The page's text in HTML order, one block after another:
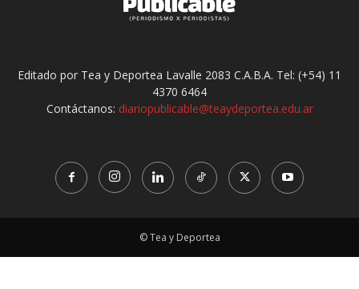
Editado por Tea y Deportea Lavalle 2083 C.A.B.A. Tel: (+54) 11
4370 6464
Contáctanos: diariopublicable@teaydeportea.edu.ar
© Tea y Deportea